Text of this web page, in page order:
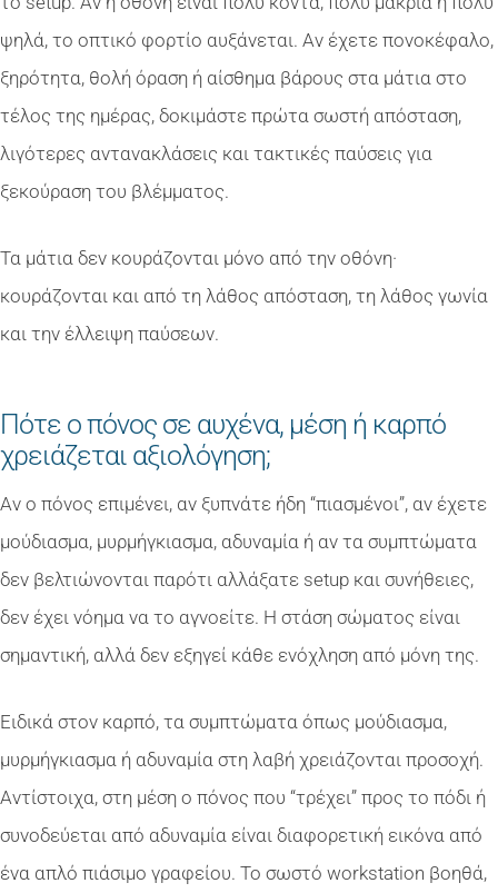
ψηλά, το οπτικό φορτίο αυξάνεται. Αν έχετε πονοκέφαλο,
ξηρότητα, θολή όραση ή αίσθημα βάρους στα μάτια στο
τέλος της ημέρας, δοκιμάστε πρώτα σωστή απόσταση,
λιγότερες αντανακλάσεις και τακτικές παύσεις για
ξεκούραση του βλέμματος.
Τα μάτια δεν κουράζονται μόνο από την οθόνη·
κουράζονται και από τη λάθος απόσταση, τη λάθος γωνία
και την έλλειψη παύσεων.
Πότε ο πόνος σε αυχένα, μέση ή καρπό
χρειάζεται αξιολόγηση;
Αν ο πόνος επιμένει, αν ξυπνάτε ήδη “πιασμένοι”, αν έχετε
μούδιασμα, μυρμήγκιασμα, αδυναμία ή αν τα συμπτώματα
δεν βελτιώνονται παρότι αλλάξατε setup και συνήθειες,
δεν έχει νόημα να το αγνοείτε. Η στάση σώματος είναι
σημαντική, αλλά δεν εξηγεί κάθε ενόχληση από μόνη της.
Ειδικά στον καρπό, τα συμπτώματα όπως μούδιασμα,
μυρμήγκιασμα ή αδυναμία στη λαβή χρειάζονται προσοχή.
Αντίστοιχα, στη μέση ο πόνος που “τρέχει” προς το πόδι ή
συνοδεύεται από αδυναμία είναι διαφορετική εικόνα από
ένα απλό πιάσιμο γραφείου. Το σωστό workstation βοηθά,